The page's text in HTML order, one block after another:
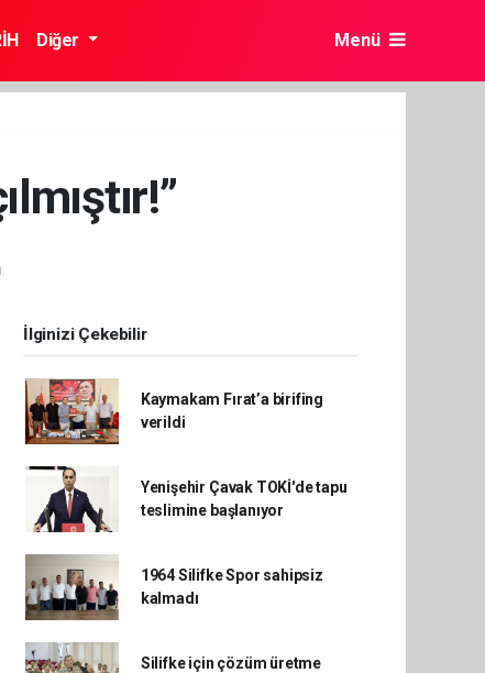
Diğer Menü
İlginizi Çekebilir
Kaymakam Fırat’a birifing
verildi
Yenişehir Çavak TOKİ'de tapu
teslimine başlanıyor
1964 Silifke Spor sahipsiz
kalmadı
Silifke için çözüm üretme